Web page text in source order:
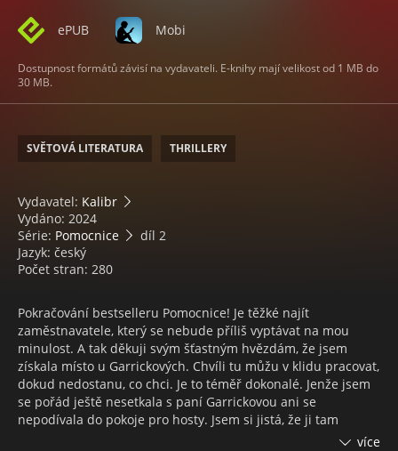
ePUB Mobi
Dostupnost formátů závisí na vydavateli. E-knihy mají velikost od 1 MB do
30 MB.
SVĚTOVÁ LITERATURA THRILLERY
Vydavatel: Kalibr
Vydáno: 2024
Série: Pomocnice
díl 2
Jazyk: český
Počet stran: 280
Pokračování bestselleru Pomocnice! Je těžké najít
zaměstnavatele, který se nebude příliš vyptávat na mou
minulost. A tak děkuji svým šťastným hvězdám, že jsem
získala místo u Garrickových. Chvíli tu můžu v klidu pracovat,
dokud nedostanu, co chci. Je to téměř dokonalé. Jenže jsem
se pořád ještě nesetkala s paní Garrickovou ani se
nepodívala do pokoje pro hosty. Jsem si jistá, že ji tam
slýchávám plakat. Při praní prádla si taky všimnu skvrn odvíce